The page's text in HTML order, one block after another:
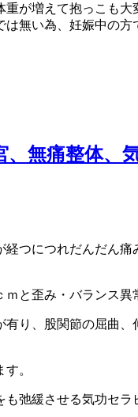
が増えて抱っこも大
無い為、妊娠中の方
無痛整体、
つにつれだんだん
と歪み・バランス異
り、股関節の屈曲
。
弛緩させる気功セラ